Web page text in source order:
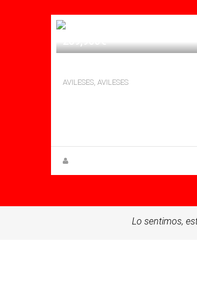
AVILESES, AVILESES
Lo sentimos,